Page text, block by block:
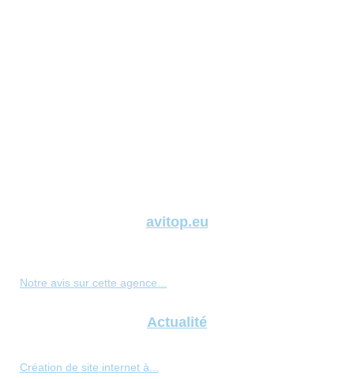
avitop.eu
Notre avis sur cette agence...
Actualité
Création de site internet à...